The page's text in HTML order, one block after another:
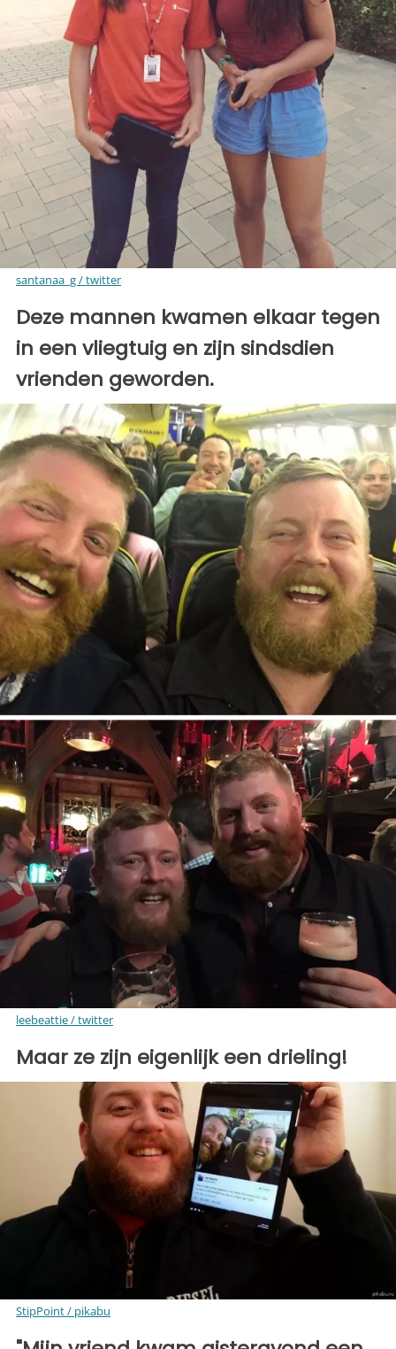
santanaa_g / twitter
Deze mannen kwamen elkaar tegen
in een vliegtuig en zijn sindsdien
vrienden geworden.
leebeattie / twitter
Maar ze zijn eigenlijk een drieling!
StipPoint / pikabu